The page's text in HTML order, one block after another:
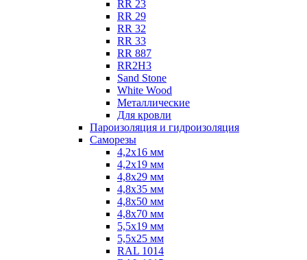
RR 23
RR 29
RR 32
RR 33
RR 887
RR2Н3
Sand Stone
White Wood
Металлические
Для кровли
Пароизоляция и гидроизоляция
Саморезы
4,2х16 мм
4,2х19 мм
4,8х29 мм
4,8х35 мм
4,8х50 мм
4,8х70 мм
5,5х19 мм
5,5х25 мм
RAL 1014